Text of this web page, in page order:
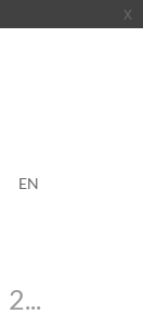
EN
Curso de Formação Especializada em Educação Especial - Domínio Cognitivo e Motor - Candidaturas 2024/2025
x